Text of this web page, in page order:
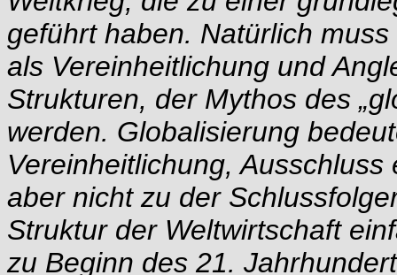
geführt haben. Natürlich
als Vereinheitlichung und
Strukturen, der Mythos des
werden. Globalisierung
Vereinheitlichung,
aber nicht zu der
Struktur der Weltwirtschaft
zu Beginn des 21.